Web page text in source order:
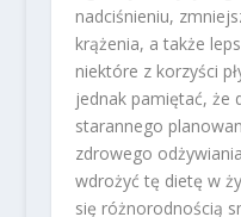
nadciśnieniu,
krążenia, a także
niektóre z korzyści
jednak pamiętać, że
starannego
zdrowego
wdrożyć tę dietę w
się różnorodnością